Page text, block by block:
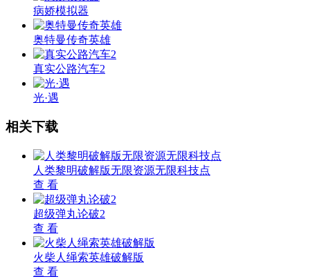
病娇模拟器
奥特曼传奇英雄
真实公路汽车2
光·遇
相关下载
人类黎明破解版无限资源无限科技点
查 看
超级弹丸论破2
查 看
火柴人绳索英雄破解版
查 看